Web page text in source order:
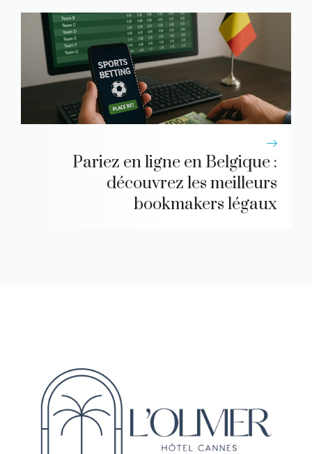
Pariez en ligne en Belgique :
découvrez les meilleurs
bookmakers légaux